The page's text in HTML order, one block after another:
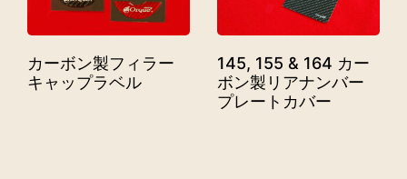
カーボン製フィラー
キャップラベル
145, 155 & 164 カー
ボン製リアナンバー
プレートカバー